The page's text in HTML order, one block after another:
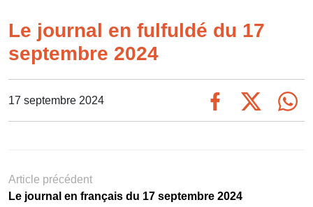
Le journal en fulfuldé du 17
septembre 2024
17 septembre 2024
Article précédent
Le journal en français du 17 septembre 2024